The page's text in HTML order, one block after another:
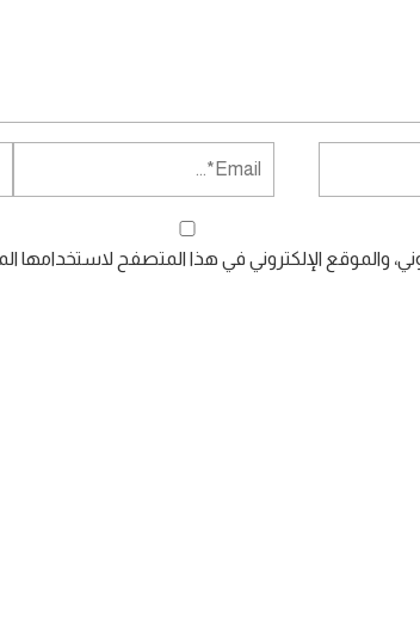
والموقع الإلكتروني في هذا المتصفح لاستخدامها